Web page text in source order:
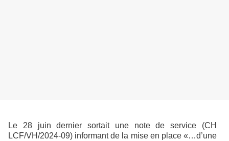
Le 28 juin dernier sortait une note de service (CH
LCF/VH/2024-09) informant de la mise en place «…d’une